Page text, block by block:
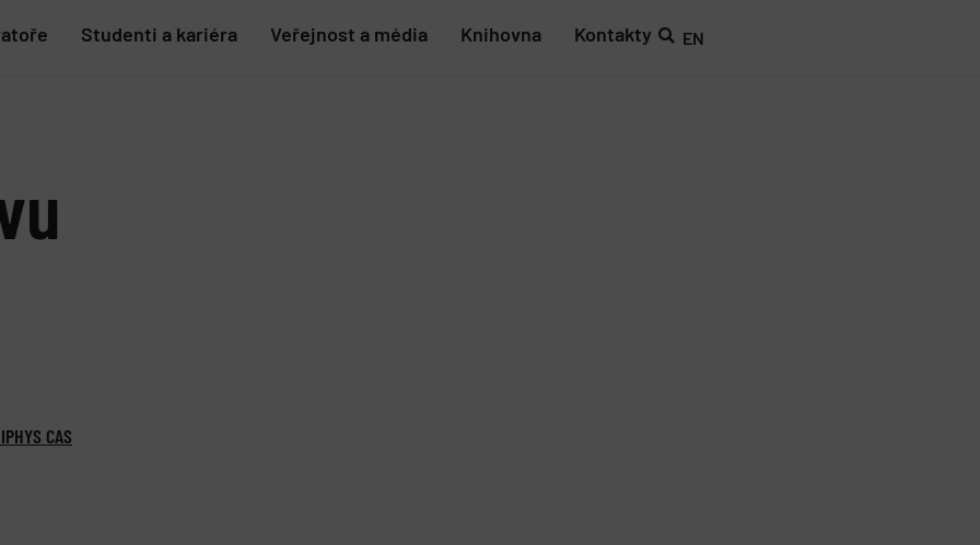
Studenti a kariéra Veřejnost a média Knihovna Kontakty EN
CAS